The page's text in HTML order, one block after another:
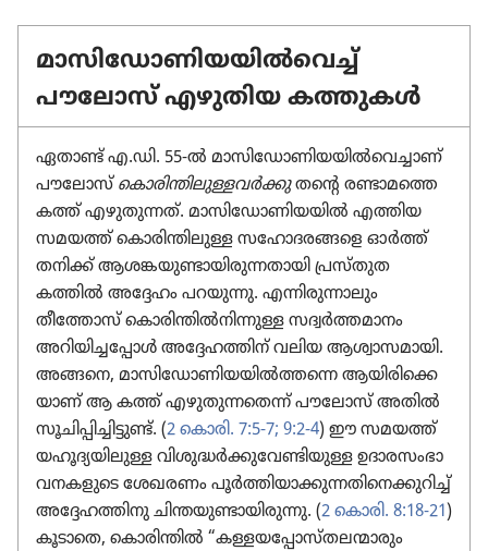
മാസിഡോണിയയിൽവെച്ച്‌
പൗലോസ്‌ എഴുതിയ കത്തുകൾ
ഏതാണ്ട്‌ എ.ഡി. 55-ൽ മാസി​ഡോ​ണി​യ​യിൽവെ​ച്ചാണ്‌
പൗലോസ്‌ കൊരി​ന്തി​ലു​ള്ള​വർക്കുതന്റെ രണ്ടാമത്തെ
കത്ത്‌ എഴുതു​ന്നത്‌. മാസി​ഡോ​ണി​യ​യിൽ എത്തിയ
സമയത്ത്‌ കൊരി​ന്തി​ലുള്ള സഹോ​ദ​ര​ങ്ങളെ ഓർത്ത്‌
തനിക്ക്‌ ആശങ്കയു​ണ്ടാ​യി​രു​ന്ന​താ​യി പ്രസ്‌തുത
കത്തിൽ അദ്ദേഹം പറയുന്നു. എന്നിരു​ന്നാ​ലും
തീത്തോസ്‌ കൊരി​ന്തിൽനി​ന്നുള്ള സദ്വർത്ത​മാ​നം
അറിയി​ച്ച​പ്പോൾ അദ്ദേഹ​ത്തിന്‌ വലിയ ആശ്വാ​സ​മാ​യി.
അങ്ങനെ, മാസി​ഡോ​ണി​യ​യിൽത്തന്നെ ആയിരി​ക്കെ​
യാണ്‌ ആ കത്ത്‌ എഴുതു​ന്ന​തെന്ന്‌ പൗലോസ്‌ അതിൽ
സൂചി​പ്പി​ച്ചി​ട്ടുണ്ട്‌. (2 കൊരി. 7:5-7; 9:2-4) ഈ സമയത്ത്‌
യഹൂദ്യ​യി​ലുള്ള വിശു​ദ്ധർക്കു​വേ​ണ്ടി​യുള്ള ഉദാര​സം​ഭാ​
വ​ന​ക​ളു​ടെ ശേഖരണം പൂർത്തി​യാ​ക്കു​ന്ന​തി​നെ​ക്കു​റിച്ച്‌
അദ്ദേഹ​ത്തി​നു ചിന്തയു​ണ്ടാ​യി​രു​ന്നു. (2 കൊരി. 8:18-21)
കൂടാതെ, കൊരി​ന്തിൽ “കള്ളയ​പ്പോ​സ്‌ത​ല​ന്മാ​രും